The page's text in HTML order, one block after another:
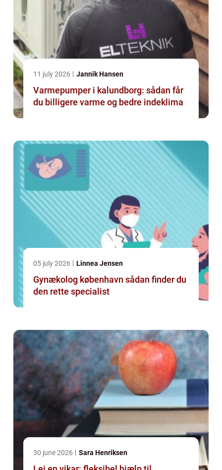
11 july 2026 Jannik Hansen
Varmepumper i kalundborg: sådan får
du billigere varme og bedre indeklima
05 july 2026 Linnea Jensen
Gynækolog københavn sådan finder du
den rette specialist
30 june 2026 Sara Henriksen